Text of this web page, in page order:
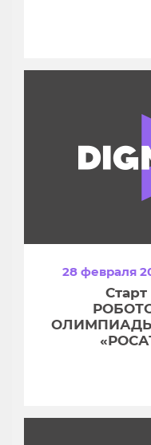
28 февраля